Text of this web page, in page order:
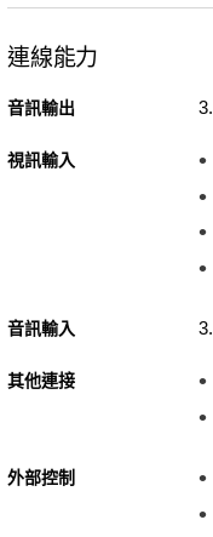
連線能力
音訊輸出
視訊輸入
音訊輸入
其他連接
外部控制